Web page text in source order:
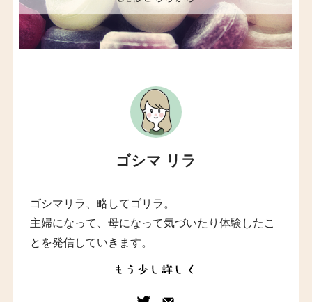
ゴシマ リラ
ゴシマリラ、略してゴリラ。
主婦になって、母になって気づいたり体験したこ
とを発信していきます。